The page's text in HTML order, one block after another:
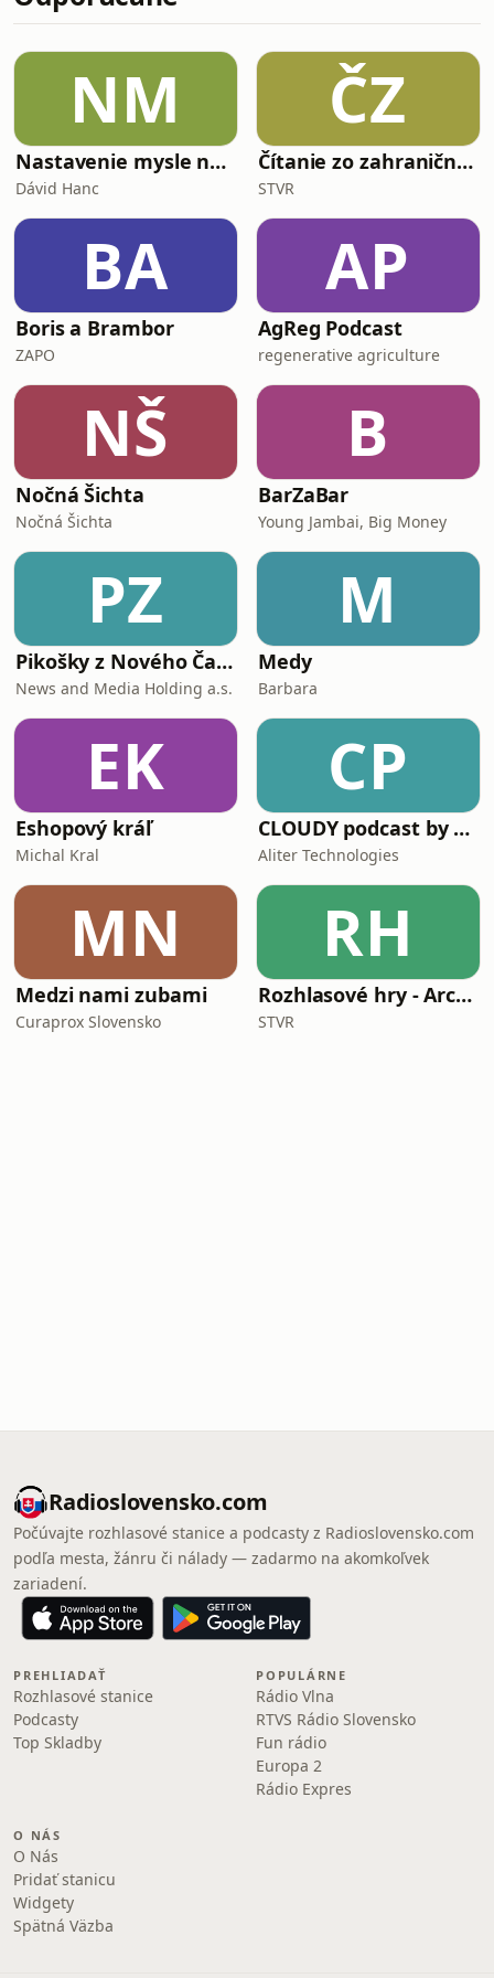
&scaron;ate a n&aacute;j
n&aacute;kupn&yacute;m
nevyhne.) Gabo sa zat&uacute;lal do
Nice, aj Monaka a porozpr&aacute;val,
kde narazil na kocky, čo v&scaron;etko
si sti
NM
Nastavenie mysle na lásku
Dávid Hanc
ČZ
Čítanie zo zahraničnej tlače
STVR
BA
Boris a Brambor
ZAPO
AP
AgReg Podcast
regenerative agriculture
NŠ
Nočná Šichta
Nočná Šichta
B
BarZaBar
Young Jambai, Big Money
PZ
Pikošky z Nového Času
News and Media Holding a.s.
M
Medy
Barbara
EK
Eshopový kráľ
Michal Kral
CP
CLOUDY podcast by Aliter Technologies
Aliter Technologies
MN
Medzi nami zubami
Curaprox Slovensko
RH
Rozhlasové hry - Archív extra
STVR
Radioslovensko.com
Počúvajte rozhlasové stanice a podcasty z Radioslovensko.com
podľa mesta, žánru či nálady — zadarmo na akomkoľvek
zariadení.
PREHLIADAŤ
Rozhlasové stanice
Podcasty
Top Skladby
POPULÁRNE
Rádio Vlna
RTVS Rádio Slovensko
Fun rádio
Europa 2
Rádio Expres
O NÁS
O Nás
Pridať stanicu
Widgety
Spätná Väzba